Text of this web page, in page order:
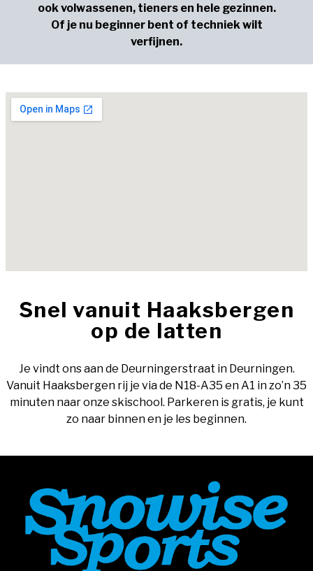
ook volwassenen, tieners en hele gezinnen.
Of je nu beginner bent of techniek wilt
verfijnen.
Snel vanuit Haaksbergen
op de latten
Je vindt ons aan de Deurningerstraat in Deurningen.
Vanuit Haaksbergen rij je via de N18-A35 en A1 in zo’n 35
minuten naar onze skischool. Parkeren is gratis, je kunt
zo naar binnen en je les beginnen.